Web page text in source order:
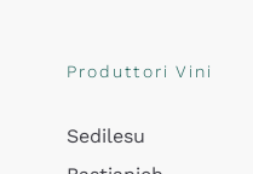
Produttori Vini
Sedilesu